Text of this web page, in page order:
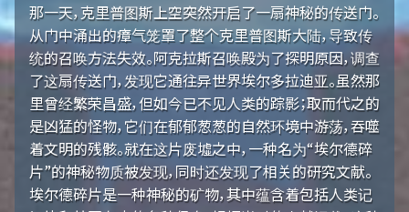
那一天，克里普图斯上空突然开启了一扇神秘的传送门。
从门中涌出的瘴气笼罩了整个克里普图斯大陆，导致传
统的召唤方法失效。阿克拉斯召唤殿为了探明原因，调查
了这扇传送门，发现它通往异世界埃尔多拉迪亚。虽然那
里曾经繁荣昌盛，但如今已不见人类的踪影；取而代之的
是凶猛的怪物，它们在郁郁葱葱的自然环境中游荡，吞噬
着文明的残骸。就在这片废墟之中，一种名为“埃尔德碎
片”的神秘物质被发现，同时还发现了相关的研究文献。
埃尔德碎片是一种神秘的矿物，其中蕴含着包括人类记